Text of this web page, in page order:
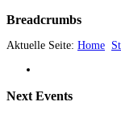
Breadcrumbs
Aktuelle Seite: Home
Next Events